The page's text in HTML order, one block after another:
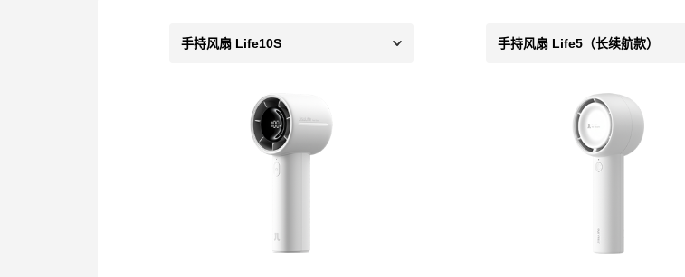
手持风扇 Life10S 手持风扇 Life5（长续航款）